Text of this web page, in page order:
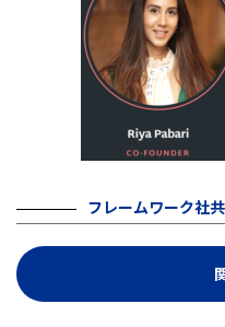
フレームワーク社